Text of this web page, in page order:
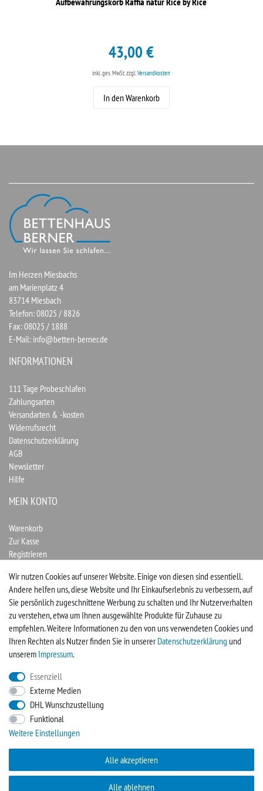
43,00 €
inkl. ges. MwSt.zzgl.Versandkosten
In den Warenkorb
Im Herzen Miesbachs
am Marienplatz 4
83714 Miesbach
Telefon: 08025 / 8826
Fax: 08025 / 1888
E-Mail: info@betten-berner.de
INFORMATIONEN
111 Tage Probeschlafen
Zahlungsarten
Versandarten & -kosten
Widerrufsrecht
Datenschutzerklärung
AGB
Newsletter
Hilfe
MEIN KONTO
Warenkorb
Zur Kasse
Registrieren
Vertrag widerrufen
UNTERNEHMEN
Kontakt
Impressum
FACEBOOK
Werden Sie Fan und sichern sich so immer neue Angebote
Wir nutzen Cookies auf unserer Website. Einige von diesen sind essentiell.
Andere helfen uns, diese Website und Ihr Einkaufserlebnis zu verbessern, auf
Sie persönlich zugeschnittene Werbung zu schalten und Ihr Nutzerverhalten
zu verstehen, etwa um Ihnen ausgewählte Produkte für Zuhause zu
empfehlen. Weitere Informationen zu den von uns verwendeten Cookies und
Ihren Rechten als Nutzer finden Sie in unsererDaten­schutz­erklärung und
unserem Impressum.
Essenziell
Externe Medien
DHL Wunschzustellung
Funktional
Weitere Einstellungen
Alle akzeptieren
Alle ablehnen